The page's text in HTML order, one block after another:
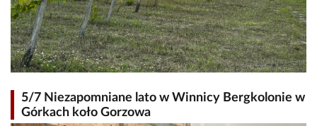
5/7 Niezapomniane lato w Winnicy Bergkolonie w
Górkach koło Gorzowa